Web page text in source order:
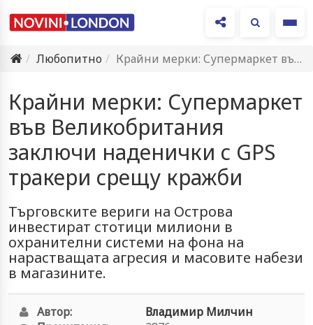
Любопитно
Крайни мерки: Супермаркет във Великобритания заключи наденички с GPS тракери…
Крайни мерки: Супермаркет
във Великобритания
заключи наденички с GPS
тракери срещу кражби
Търговските вериги на Острова
инвестират стотици милиони в
охранителни системи на фона на
нарастващата агресия и масовите набези
в магазините.
Автор:
Владимир Милчин